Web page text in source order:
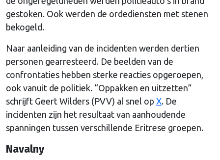
gestoken. Ook werden de ordediensten met stenen
bekogeld.
Naar aanleiding van de incidenten werden dertien
personen gearresteerd. De beelden van de
confrontaties hebben sterke reacties opgeroepen,
ook vanuit de politiek. “Oppakken en uitzetten”
schrijft Geert Wilders (PVV) al snel op X. De
incidenten zijn het resultaat van aanhoudende
spanningen tussen verschillende Eritrese groepen.
Navalny